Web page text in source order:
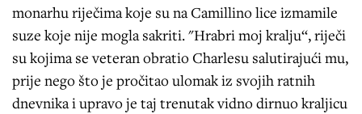
monarhu riječima koje su na Camillino lice izmamile
suze koje nije mogla sakriti. "Hrabri moj kralju“, riječi
su kojima se veteran obratio Charlesu salutirajući mu,
prije nego što je pročitao ulomak iz svojih ratnih
dnevnika i upravo je taj trenutak vidno dirnuo kraljicu